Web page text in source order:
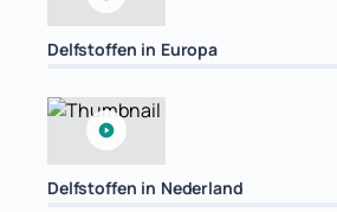
Delfstoffen in Europa
Delfstoffen in Nederland